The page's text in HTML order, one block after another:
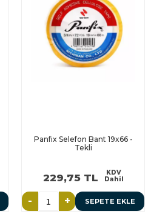
Panfix Selefon Bant 19x66 -
Tekli
229,75 TL
KDV
Dahil
- + SEPETE EKLE